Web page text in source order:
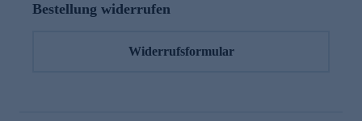
Bestellung widerrufen
Widerrufsformular